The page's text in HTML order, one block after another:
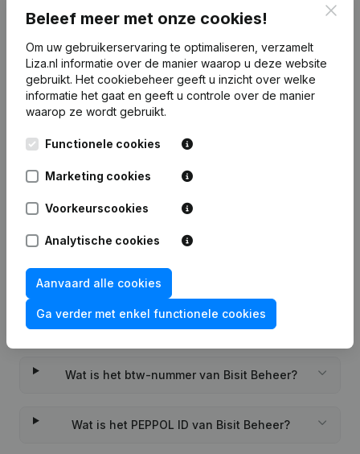
Financiële gegevens van Bisit Beheer
2025 2024 2023
vermogen
€ 1.255.001 963.217
Personeel 0
Veelgestelde vragen
Wat is het KVK-nummer van Bisit Beheer?
Wat is het btw-nummer van Bisit Beheer?
Wat is het PEPPOL ID van Bisit Beheer?
Beleef meer met onze cookies!
Om uw gebruikerservaring te optimaliseren, verzamelt
Liza.nl informatie over de manier waarop u deze website
gebruikt. Het cookiebeheer geeft u inzicht over welke
informatie het gaat en geeft u controle over de manier
waarop ze wordt gebruikt.
Functionele cookies
Marketing cookies
Voorkeurscookies
Analytische cookies
Aanvaard alle cookies
Ga verder met enkel functionele cookies